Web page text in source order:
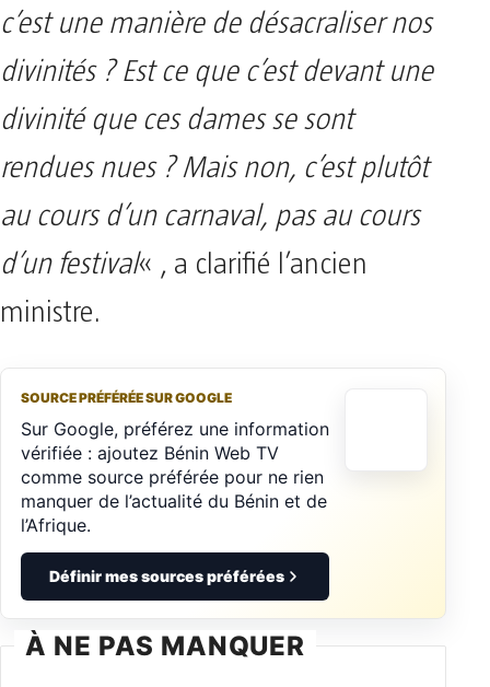
c’est une manière de désacraliser nos
divinités ? Est ce que c’est devant une
divinité que ces dames se sont
rendues nues ? Mais non, c’est plutôt
au cours d’un carnaval, pas au cours
d’un festival« , a clarifié l’ancien
ministre.
SOURCE PRÉFÉRÉE SUR GOOGLE
Sur Google, préférez une information
vérifiée : ajoutez Bénin Web TV
comme source préférée pour ne rien
manquer de l’actualité du Bénin et de
l’Afrique.
Définir mes sources préférées
À NE PAS MANQUER